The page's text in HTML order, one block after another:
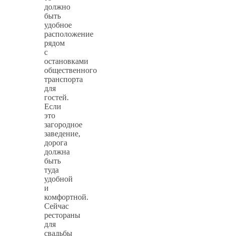
должно
быть
удобное
расположение
рядом
с
остановками
общественного
транспорта
для
гостей.
Если
это
загородное
заведение,
дорога
должна
быть
туда
удобной
и
комфортной.
Сейчас
рестораны
для
свадьбы